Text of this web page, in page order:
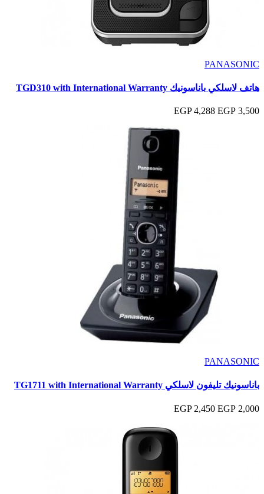
PANASONIC
هاتف لاسلكي باناسونيك TGD310 with International Warranty
3,500 EGP
4,288 EGP
PANASONIC
باناسونيك تليفون لاسلكي TG1711 with International Warranty
2,000 EGP
2,450 EGP